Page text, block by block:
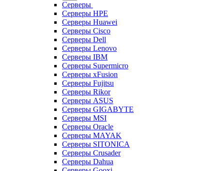
Серверы
Серверы HPE
Серверы Huawei
Серверы Cisco
Серверы Dell
Серверы Lenovo
Серверы IBM
Серверы Supermicro
Серверы xFusion
Серверы Fujitsu
Серверы Rikor
Серверы ASUS
Серверы GIGABYTE
Серверы MSI
Серверы Oracle
Серверы MAYAK
Серверы SITONICA
Серверы Crusader
Серверы Dahua